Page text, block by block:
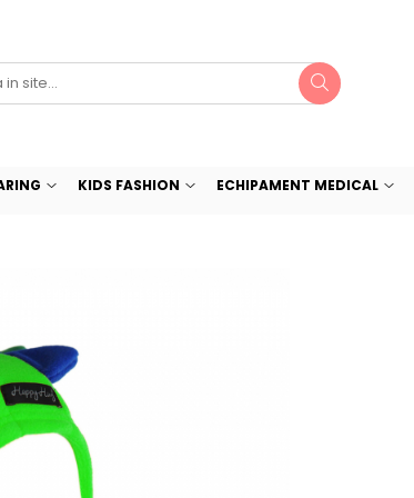
KIDS FASHION ECHIPAMENT MEDICAL